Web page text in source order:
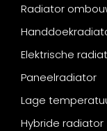
Radiator
Elektrische
Paneelradiator
Lage
Hybride radiator